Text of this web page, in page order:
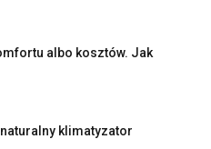
albo kosztów. Jak
klimatyzator